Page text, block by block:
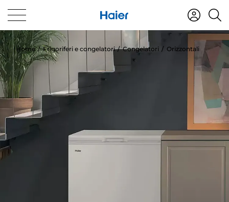
Home Frigoriferi e congelatori Congelatori Orizzontali